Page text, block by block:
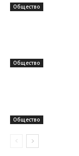
Общество
Общество
Общество